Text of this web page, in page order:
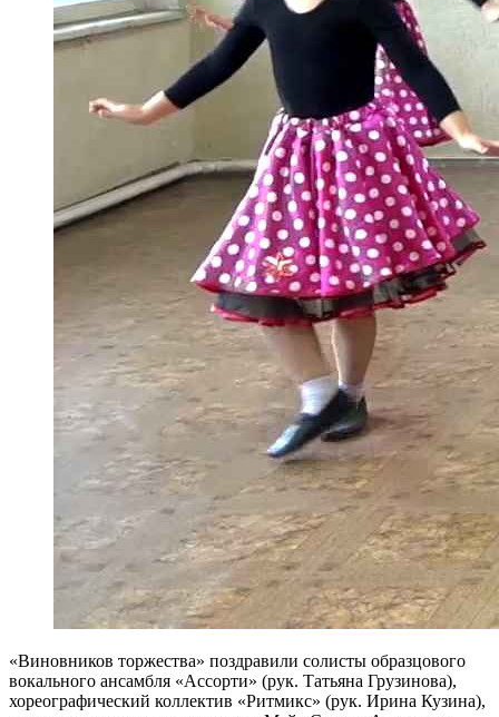
«Виновников торжества» поздравили солисты образцового
вокального ансамбля «Ассорти» (рук. Татьяна Грузинова),
хореографический коллектив «Ритмикс» (рук. Ирина Кузина),